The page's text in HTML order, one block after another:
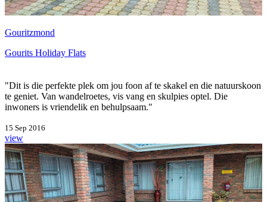
Gouritzmond
Gourits Holiday Flats
"Dit is die perfekte plek om jou foon af te skakel en die natuurskoon
te geniet. Van wandelroetes, vis vang en skulpies optel. Die
inwoners is vriendelik en behulpsaam."
15 Sep 2016
view